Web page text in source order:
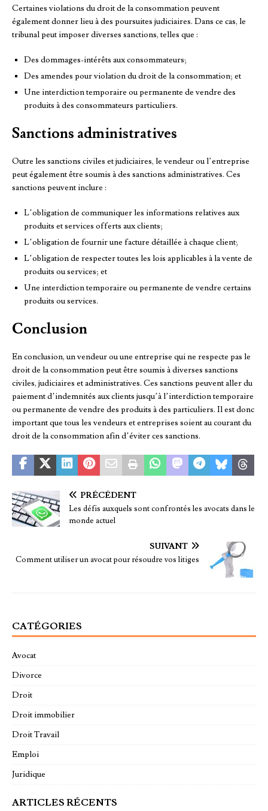
Certaines violations du droit de la consommation peuvent
également donner lieu à des poursuites judiciaires. Dans ce cas, le
tribunal peut imposer diverses sanctions, telles que :
Des dommages-intérêts aux consommateurs;
Des amendes pour violation du droit de la consommation; et
Une interdiction temporaire ou permanente de vendre des
produits à des consommateurs particuliers.
Sanctions administratives
Outre les sanctions civiles et judiciaires, le vendeur ou l’entreprise
peut également être soumis à des sanctions administratives. Ces
sanctions peuvent inclure :
L’obligation de communiquer les informations relatives aux
produits et services offerts aux clients;
L’obligation de fournir une facture détaillée à chaque client;
L’obligation de respecter toutes les lois applicables à la vente de
produits ou services; et
Une interdiction temporaire ou permanente de vendre certains
produits ou services.
Conclusion
En conclusion, un vendeur ou une entreprise qui ne respecte pas le
droit de la consommation peut être soumis à diverses sanctions
civiles, judiciaires et administratives. Ces sanctions peuvent aller du
paiement d’indemnités aux clients jusqu’à l’interdiction temporaire
ou permanente de vendre des produits à des particuliers. Il est donc
important que tous les vendeurs et entreprises soient au courant du
droit de la consommation afin d’éviter ces sanctions.
PRÉCÉDENT
Les défis auxquels sont confrontés les avocats dans le
monde actuel
SUIVANT
Comment utiliser un avocat pour résoudre vos litiges
CATÉGORIES
Avocat
Divorce
Droit
Droit immobilier
Droit Travail
Emploi
Juridique
ARTICLES RÉCENTS